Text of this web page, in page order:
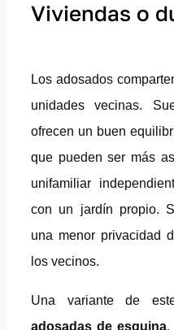
Viviendas o
Los adosados
unidades vecinas.
ofrecen un buen
que pueden ser más
unifamiliar
con un jardín propio.
una menor privacidad
los vecinos.
Una variante de
adosadas de esquina,